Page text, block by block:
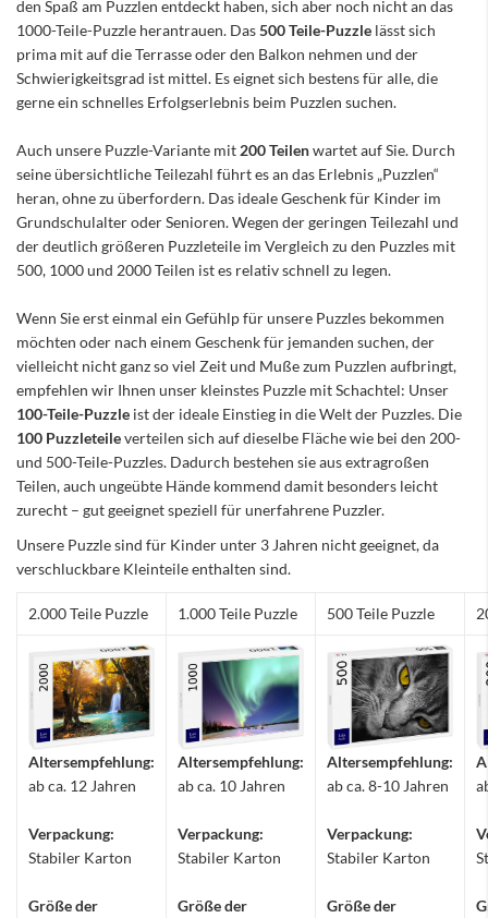
den Spaß am Puzzlen entdeckt haben, sich aber noch nicht an das
1000-Teile-Puzzle herantrauen. Das500 Teile-Puzzle lässt sich
prima mit auf die Terrasse oder den Balkon nehmen und der
Schwierigkeitsgrad ist mittel. Es eignet sich bestens für alle, die
gerne ein schnelles Erfolgserlebnis beim Puzzlen suchen.
Auch unsere Puzzle-Variante mit 200 Teilenwartet auf Sie. Durch
seine übersichtliche Teilezahl führt es an das Erlebnis „Puzzlen“
heran, ohne zu überfordern. Das ideale Geschenk für Kinder im
Grundschulalter oder Senioren. Wegen der geringen Teilezahl und
der deutlich größeren Puzzleteile im Vergleich zu den Puzzles mit
500, 1000 und 2000 Teilen ist es relativ schnell zu legen.
Wenn Sie erst einmal ein Gefühlp für unsere Puzzles bekommen
möchten oder nach einem Geschenk für jemanden suchen, der
vielleicht nicht ganz so viel Zeit und Muße zum Puzzlen aufbringt,
empfehlen wir Ihnen unser kleinstes Puzzle mit Schachtel: Unser
100-Teile-Puzzle ist der ideale Einstieg in die Welt der Puzzles. Die
100 Puzzleteileverteilen sich auf dieselbe Fläche wie bei den 200-
und 500-Teile-Puzzles. Dadurch bestehen sie aus extragroßen
Teilen, auch ungeübte Hände kommend damit besonders leicht
zurecht – gut geeignet speziell für unerfahrene Puzzler.
Unsere Puzzle sind für Kinder unter 3 Jahren nicht geeignet, da
verschluckbare Kleinteile enthalten sind.
2.000 Teile Puzzle 1.000 Teile Puzzle 500 Teile Puzzle
Altersempfehlung:
ab ca. 12 Jahren
Verpackung:
Stabiler Karton
Größe der
Altersempfehlung:
ab ca. 10 Jahren
Verpackung:
Stabiler Karton
Größe der
Altersempfehlung:
ab ca. 8-10 Jahren
Verpackung:
Stabiler Karton
Größe der